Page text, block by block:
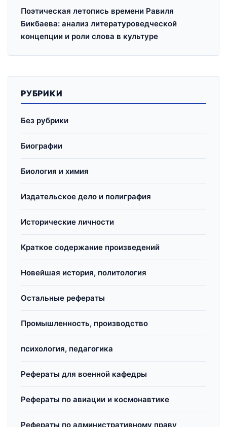
Поэтическая летопись времени Равиля
Бикбаева: анализ литературоведческой
концепции и роли слова в культуре
РУБРИКИ
Без рубрики
Биографии
Биология и химия
Издательское дело и полиграфия
Исторические личности
Краткое содержание произведений
Новейшая история, политология
Остальные рефераты
Промышленность, производство
психология, педагогика
Рефераты для военной кафедры
Рефераты по авиации и космонавтике
Рефераты по административному праву